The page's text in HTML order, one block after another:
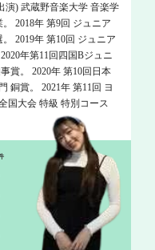
演) 武蔵野音楽大学 音楽学
2018年 第9回 ジュニア
2019年 第10回 ジュニア
年第11回四国Bジュニ
賞。 2020年 第10回日本
銅賞。 2021年 第11回 ヨ
国大会 特級 特別コース
年度 武蔵野音楽大学 器
出演。 2024年度 武蔵野
コンサート 出演。 これ
角知子、松本和将、服
ダチッチ、ヴィレム・ブ
今川映美子、チェンバロ
校専修免許（音楽）取